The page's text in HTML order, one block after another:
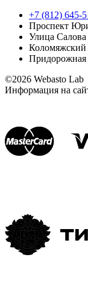
+7 (812) 645-
Проспект
Улица Салова
Коломяжский
Придорожная
©2026 Webasto Lab
Информация на